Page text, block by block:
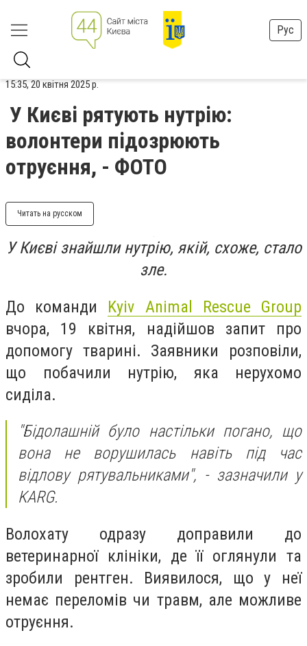
Рус
15:35, 20 квітня 2025 р.
У Києві рятують нутрію:
волонтери підозрюють
отруєння, - ФОТО
Читать на русском
У Києві знайшли нутрію, якій, схоже, стало
зле.
До команди Kyiv Animal Rescue Group
вчора, 19 квітня, надійшов запит про
допомогу тварині. Заявники розповіли,
що побачили нутрію, яка нерухомо
сиділа.
"Бідолашній було настільки погано, що
вона не ворушилась навіть під час
відлову рятувальниками", - зазначили у
KARG.
Волохату одразу доправили до
ветеринарної клініки, де її оглянули та
зробили рентген. Виявилося, що у неї
немає переломів чи травм, але можливе
отруєння.